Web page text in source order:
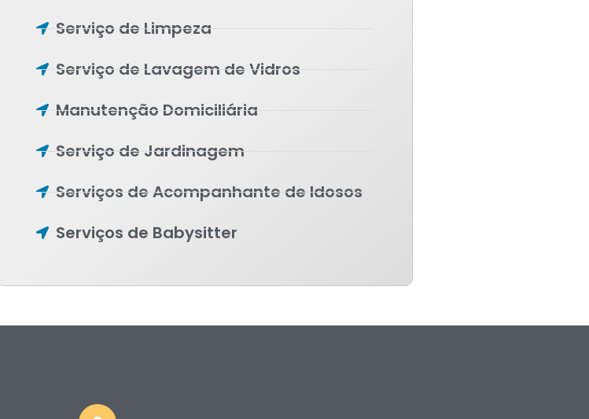
Serviço de Limpeza
Serviço de Lavagem de Vidros
Manutenção Domiciliária​
Serviço de Jardinagem
Serviços de Acompanhante de Idosos
Serviços de Babysitter